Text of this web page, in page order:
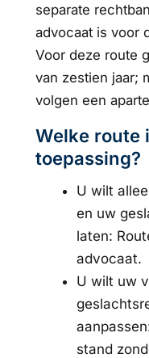
separate
advocaat is voor
Voor deze route
van zestien jaar;
volgen een
Welke route
toepassing?
U wilt
en uw
laten:
advocaat.
U wilt uw
stand